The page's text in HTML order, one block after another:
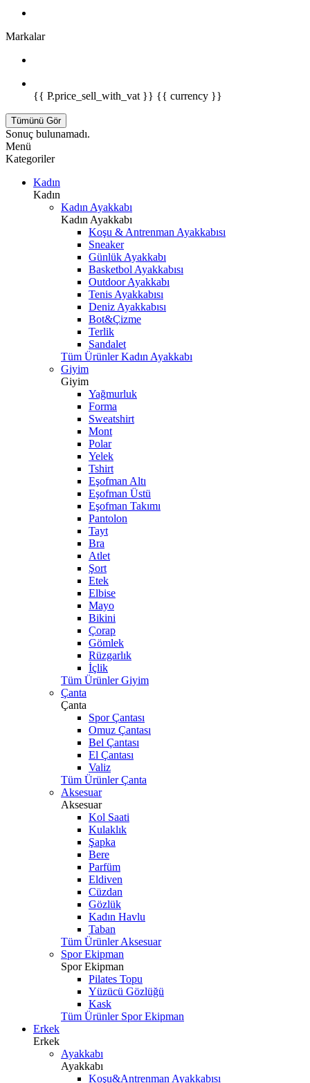
Markalar
{{ P.price_sell_with_vat }} {{ currency }}
Tümünü Gör
Sonuç bulunamadı.
Menü
Kategoriler
Kadın
Kadın
Kadın Ayakkabı
Kadın Ayakkabı
Koşu & Antrenman Ayakkabısı
Sneaker
Günlük Ayakkabı
Basketbol Ayakkabısı
Outdoor Ayakkabı
Tenis Ayakkabısı
Deniz Ayakkabısı
Bot&Çizme
Terlik
Sandalet
Tüm Ürünler Kadın Ayakkabı
Giyim
Giyim
Yağmurluk
Forma
Sweatshirt
Mont
Polar
Yelek
Tshirt
Eşofman Altı
Eşofman Üstü
Eşofman Takımı
Pantolon
Tayt
Bra
Atlet
Şort
Etek
Elbise
Mayo
Bikini
Çorap
Gömlek
Rüzgarlık
İçlik
Tüm Ürünler Giyim
Çanta
Çanta
Spor Çantası
Omuz Çantası
Bel Çantası
El Çantası
Valiz
Tüm Ürünler Çanta
Aksesuar
Aksesuar
Kol Saati
Kulaklık
Şapka
Bere
Parfüm
Eldiven
Cüzdan
Gözlük
Kadın Havlu
Taban
Tüm Ürünler Aksesuar
Spor Ekipman
Spor Ekipman
Pilates Topu
Yüzücü Gözlüğü
Kask
Tüm Ürünler Spor Ekipman
Erkek
Erkek
Ayakkabı
Ayakkabı
Koşu&Antrenman Ayakkabısı